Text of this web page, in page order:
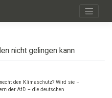
nicht gelingen kann
den Klimaschutz? Wird sie –
der AfD – die deutschen